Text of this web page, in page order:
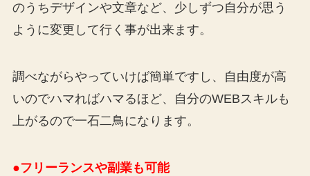
のうちデザインや文章など、少しずつ自分が思う
ように変更して行く事が出来ます。
調べながらやっていけば簡単ですし、自由度が高
いのでハマればハマるほど、自分のWEBスキルも
上がるので一石二鳥になります。
●フリーランスや副業も可能